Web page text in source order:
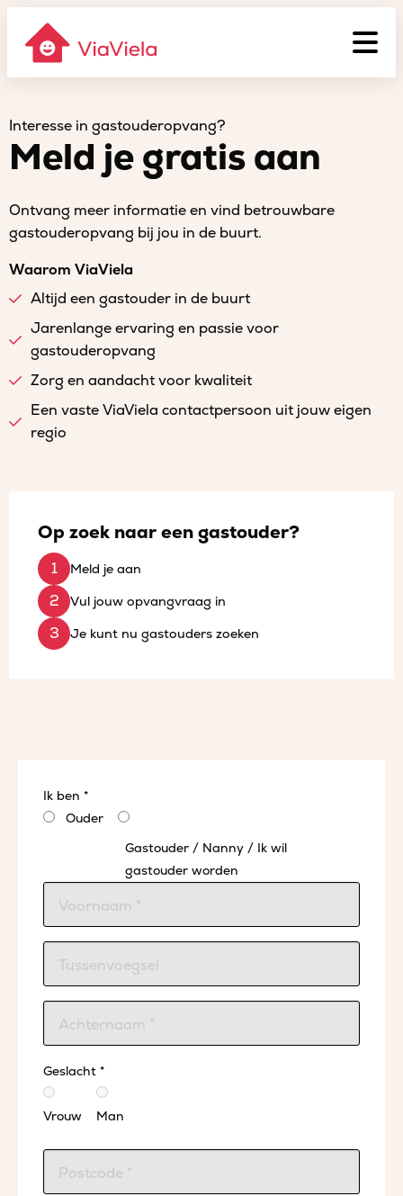
Interesse in gastouderopvang?
Meld je gratis aan
Ontvang meer informatie en vind betrouwbare
gastouderopvang bij jou in de buurt.
Waarom ViaViela
Altijd een gastouder in de buurt
Jarenlange ervaring en passie voor
gastouderopvang
Zorg en aandacht voor kwaliteit
Een vaste ViaViela contactpersoon uit jouw eigen
regio
Op zoek naar een gastouder?
Meld je aan
Vul jouw opvangvraag in
Je kunt nu gastouders zoeken
Ik ben *
Ouder
Gastouder / Nanny / Ik wil
gastouder worden
Geslacht *
Vrouw Man